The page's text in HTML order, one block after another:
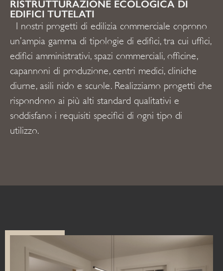
RISTRUTTURAZIONE ECOLOGICA DI
EDIFICI TUTELATI
I nostri progetti di edilizia commerciale coprono
un’ampia gamma di tipologie di edifici, tra cui uffici,
edifici amministrativi, spazi commerciali, officine,
capannoni di produzione, centri medici, cliniche
diurne, asili nido e scuole. Realizziamo progetti che
rispondono ai più alti standard qualitativi e
soddisfano i requisiti specifici di ogni tipo di
utilizzo.